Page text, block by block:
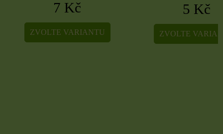
7 Kč
ZVOLTE VARIANTU
5 Kč
ZVOLTE